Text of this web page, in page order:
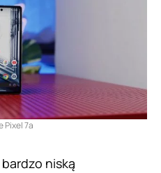
Pixel 7a
niską